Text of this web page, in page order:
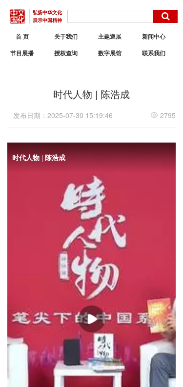
弘扬中华文化
展示中国精神
首 页 关于我们 主题巡展 新闻中心
节目展播 联系我们
授权查询 数字展馆
时代人物 | 陈浩成
发布日期：2025-07-30 15:19:46 2795